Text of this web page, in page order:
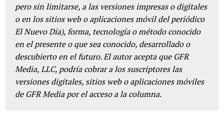
pero sin limitarse, a las versiones impresas o digitales
o en los sitios web o aplicaciones móvil del periódico
El Nuevo Día), forma, tecnología o método conocido
en el presente o que sea conocido, desarrollado o
descubierto en el futuro. El autor acepta que GFR
Media, LLC, podría cobrar a los suscriptores las
versiones digitales, sitios web o aplicaciones móviles
de GFR Media por el acceso a la columna.